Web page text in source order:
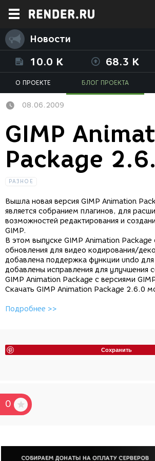
Новости
10.0 K 68.3 K
О ПРОЕКТЕ БЛОГ ПРОЕКТА
08.06.2009
GIMP
Package
РАЗНОЕ
Вышла новая версия GIMP Animation
является собранием плагинов, для
возможностей редактирования и
GIMP.
В этом выпуске GIMP Animation Package
обновления для видео кодирования/
добавлена поддержка функции undo
добавлены исправления для улучшения
GIMP Animation Package с версиями
Скачать GIMP Animation Package 2.6.0
Подробнее >>
Сохранить
0